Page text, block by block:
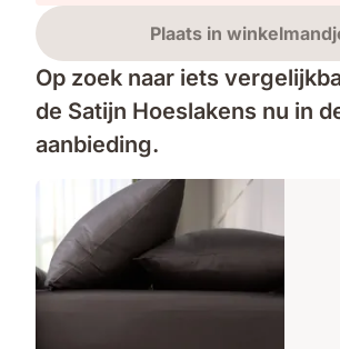
Plaats in
Op zoek naar iets
de Satijn Hoeslakens nu in
aanbieding.